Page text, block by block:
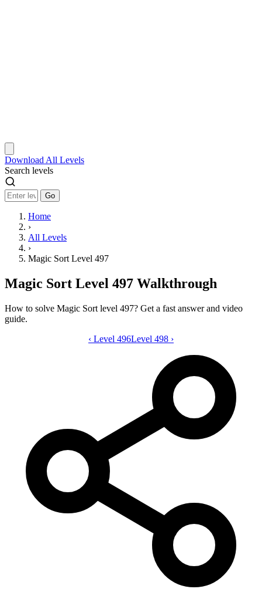
Download All Levels
Search levels
Go
Home
›
All Levels
›
Magic Sort Level 497
Magic Sort Level 497 Walkthrough
How to solve Magic Sort level 497? Get a fast answer and video
guide.
Magic Sort level 497 video guide
‹ Level 496Level 498 ›